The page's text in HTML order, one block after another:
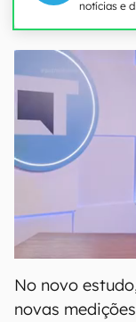
notícias e
No novo
novas